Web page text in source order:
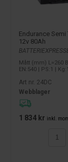
Endurance Semi
12v 80Ah
Mått (mm) L=260
EN:540 | PS:1 |
Art nr. 24DC
Webblager
1 834 kr inkl.